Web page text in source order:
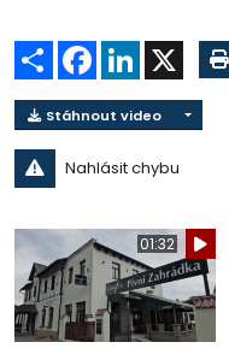
Sdílet Facebook
LinkedIn
Stáhnout video
Nahlásit chybu
01:32